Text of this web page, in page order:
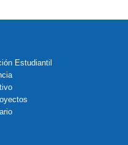
Estudiantil